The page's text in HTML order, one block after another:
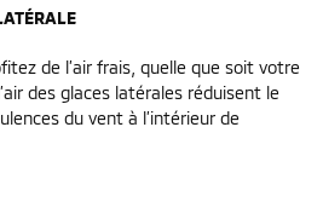
de l’air frais, quelle que soit votre
des glaces latérales réduisent le
du vent à l’intérieur de